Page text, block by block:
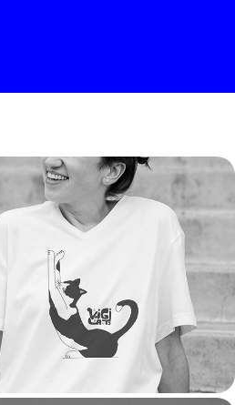
- Logotype et
illustrations
2025